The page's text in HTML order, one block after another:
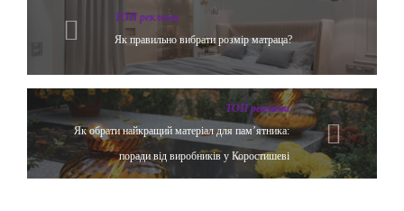
ТОП реклама
Як правильно вибрати розмір матраца?
ТОП реклама
Як обрати найкращий матеріал для пам’ятника:
поради від виробників у Коростишеві